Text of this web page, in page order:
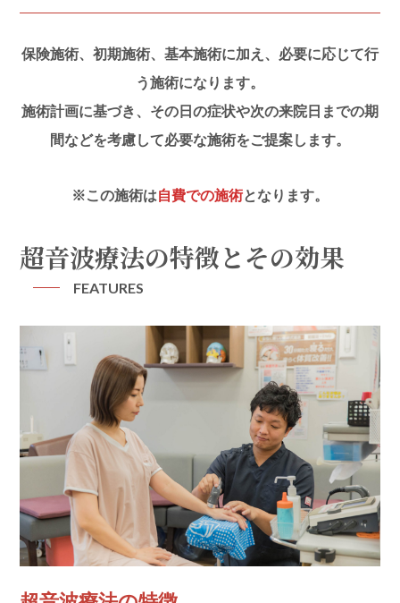
保険施術、初期施術、基本施術に加え、必要に応じて行
う施術になります。
施術計画に基づき、その日の症状や次の来院日までの期
間などを考慮して必要な施術をご提案します。
※この施術は自費での施術となります。
超音波療法の特徴とその効果
FEATURES